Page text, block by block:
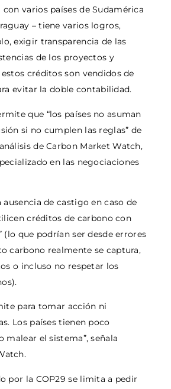
con varios países de Sudamérica
– tiene varios logros,
exigir transparencia de las
de los proyectos y
créditos son vendidos de
evitar la doble contabilidad.
que “los países no asuman
si no cumplen las reglas” de
de Carbon Market Watch,
en las negociaciones
ausencia de castigo en caso de
créditos de carbono con
(lo que podrían ser desde errores
carbono realmente se captura,
o incluso no respetar los
para tomar acción ni
Los países tienen poco
malear el sistema”, señala
por la COP29 se limita a pedir